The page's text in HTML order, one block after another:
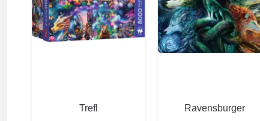
Trefl
Ravensburger